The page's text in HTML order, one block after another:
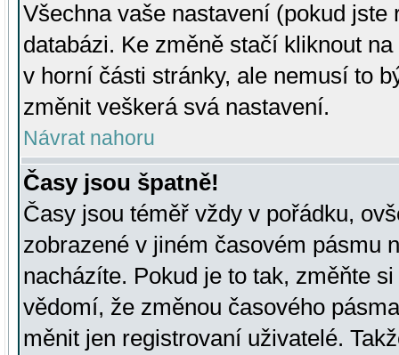
Všechna vaše nastavení (pokud
databázi. Ke změně stačí kliknout
v horní části stránky, ale nemusí to
změnit veškerá svá nastavení.
Návrat nahoru
Časy jsou špatně!
Časy jsou téměř vždy v pořádku,
zobrazené v jiném časovém pásmu
nacházíte. Pokud je to tak, změňte
vědomí, že změnou časového
měnit jen registrovaní uživatelé.